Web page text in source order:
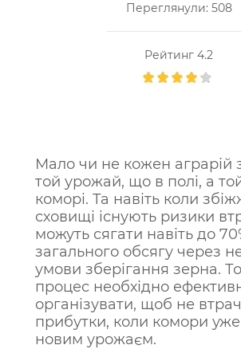
Переглянули: 508
Рейтинг 4.2
Мало чи не кожен аграрій
той урожай, що в полі, а
коморі. Та навіть коли
сховищі існують ризики
можуть сягати навіть до
загального обсягу через
умови зберігання зерна.
процес необхідно
організувати, щоб не
прибутки, коли комори
новим урожаєм.